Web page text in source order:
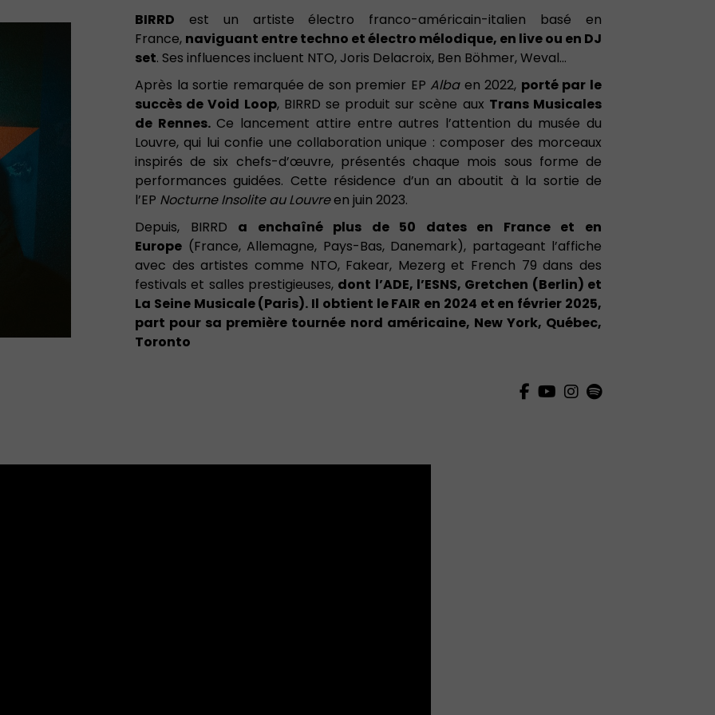
BIRRD est un artiste électro franco-américain-italien basé en
France, naviguant entre techno et électro mélodique, en live ou en DJ
set. Ses influences incluent NTO, Joris Delacroix, Ben Böhmer, Weval…
Après la sortie remarquée de son premier EP Albaen 2022, porté par le
succès de Void Loop, BIRRD se produit sur scène aux Trans Musicales
de Rennes.Ce lancement attire entre autres l’attention du musée du
Louvre, qui lui confie une collaboration unique : composer des morceaux
inspirés de six chefs-d’œuvre, présentés chaque mois sous forme de
performances guidées. Cette résidence d’un an aboutit à la sortie de
l’EP Nocturne Insolite au Louvreen juin 2023.
Depuis, BIRRD a enchaîné plus de 50 dates en France et en
Europe (France, Allemagne, Pays-Bas, Danemark), partageant l’affiche
avec des artistes comme NTO, Fakear, Mezerg et French 79 dans des
festivals et salles prestigieuses, dont l’ADE, l’ESNS, Gretchen (Berlin) et
La Seine Musicale (Paris). Il obtient le FAIR en 2024 et en février 2025,
part pour sa première tournée nord américaine, New York, Québec,
Toronto